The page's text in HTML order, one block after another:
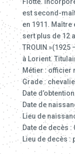
est second-
en 1911. Maître
sert plus de 12
TROUIN »(1925
à Lorient.
Métier : officier
Grade :
Date
Date de
Lieu de
Date de decès :
Lieu de decès :